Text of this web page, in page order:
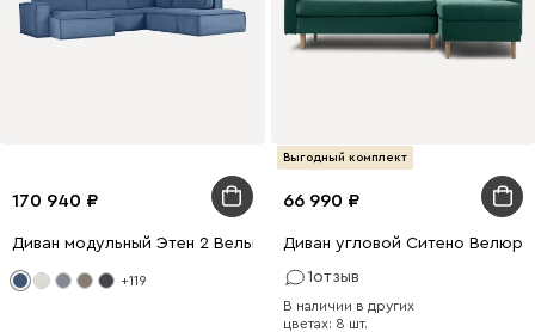
170 940
Диван модульный Этен 2 Вельвет Синий
+119
Выгодный комплект
66 990
Диван угловой Ситено Велюр
1отзыв
В наличии в других
цветах: 8 шт.